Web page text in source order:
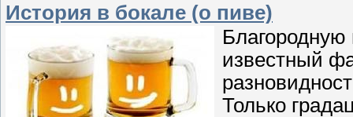
История в бокале (о пиве)
Благородную
известный
Только